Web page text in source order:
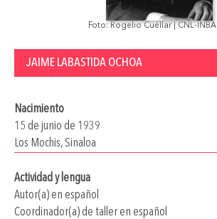
Foto: Rogelio Cuéllar | CNL-INBA
JAIME LABASTIDA OCHOA
Nacimiento
15 de junio de 1939
Los Mochis, Sinaloa
Actividad y lengua
Autor(a) en español
Coordinador(a) de taller en español